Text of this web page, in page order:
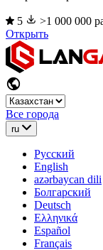
5
>1 000 000
Открыть
Все города
ru
Русский
English
azərbaycan dili
Болгарский
Deutsch
Ελληνικά
Español
Français